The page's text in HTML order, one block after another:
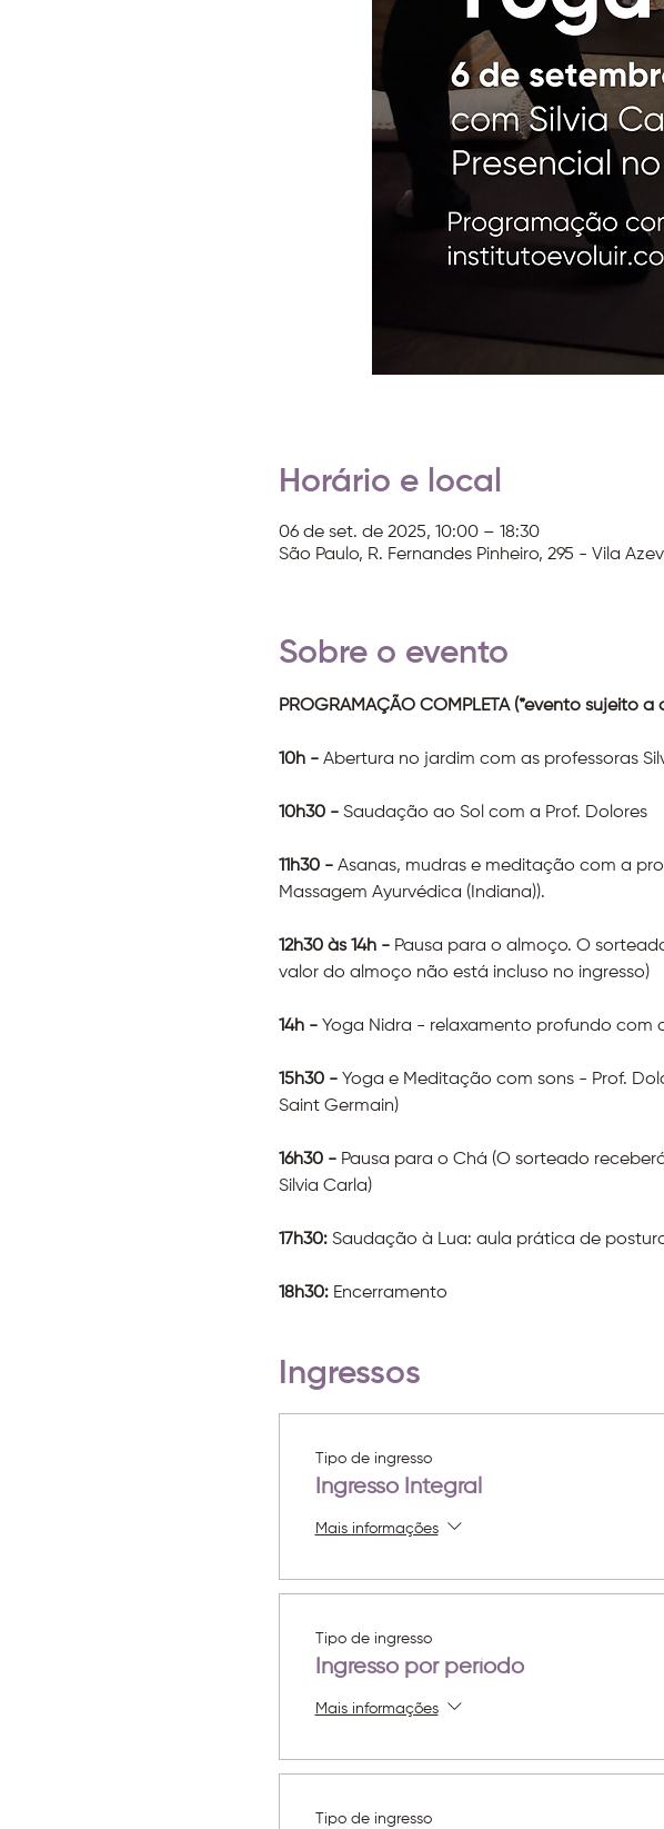
Horário e local
06 de set. de 2025, 10:00 – 18:30
São Paulo, R. Fernandes Pinheiro, 295 - Vila
Sobre o evento
PROGRAMAÇÃO COMPLETA (*evento sujeito a
10h - Abertura no jardim com as professoras
10h30 - Saudação ao Sol com a Prof. Dolores
11h30 - Asanas, mudras e meditação com a
Massagem Ayurvédica (Indiana)).
12h30 às 14h - Pausa para o almoço. O
valor do almoço não está incluso no ingresso)
14h - Yoga Nidra - relaxamento profundo com
15h30 - Yoga e Meditação com sons - Prof.
Saint Germain)
16h30 - Pausa para o Chá (O sorteado
Silvia Carla)
17h30: Saudação à Lua: aula prática de
18h30: Encerramento
Ingressos
Tipo de ingresso
Ingresso Integral
Mais informações
Tipo de ingresso
Ingresso por período
Mais informações
Tipo de ingresso